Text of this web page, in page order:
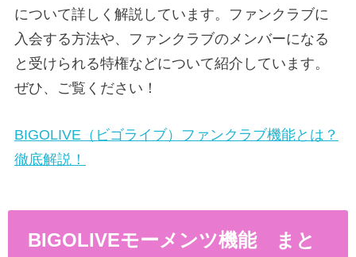
について詳しく解説しています。ファンクラブに
入会する方法や、ファンクラブのメンバーになる
と受けられる特権などについて紹介しています。
ぜひ、ご覧ください！
BIGOLIVE（ビゴライブ）ファンクラブ機能とは？
徹底解説！
BIGOLIVEモーメンツ機能 まと